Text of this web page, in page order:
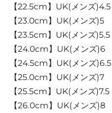
【22.5cm】UK(メンズ)4.5
【23.0cm】UK(メンズ)5
【23.5cm】UK(メンズ)5.5
【24.0cm】UK(メンズ)6
【24.5cm】UK(メンズ)6.5
【25.0cm】UK(メンズ)7
【25.5cm】UK(メンズ)7.5
【26.0cm】UK(メンズ)8